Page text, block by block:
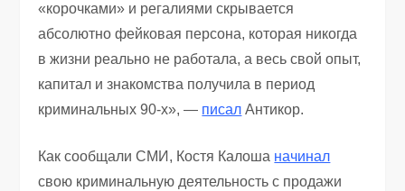
«корочками» и регалиями скрывается
абсолютно фейковая персона, которая никогда
в жизни реально не работала, а весь свой опыт,
капитал и знакомства получила в период
криминальных 90-х», — писал Антикор.
Как сообщали СМИ, Костя Калоша начинал
свою криминальную деятельность с продажи